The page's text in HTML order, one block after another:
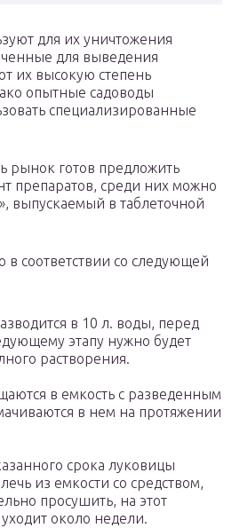
для их уничтожения
для выведения
их высокую степень
опытные садоводы
специализированные
рынок готов предложить
препаратов, среди них можно
выпускаемый в таблеточной
в соответствии со следующей
в 10 л. воды, перед
этапу нужно будет
растворения.
в емкость с разведенным
в нем на протяжении
срока луковицы
из емкости со средством,
просушить, на этот
около недели.